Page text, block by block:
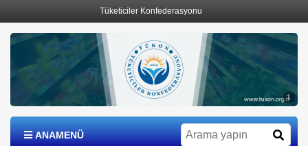
Tüketiciler Konfederasyonu
1
ANAMENÜ